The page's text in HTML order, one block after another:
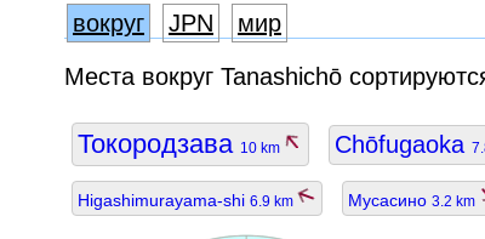
вокруг JPN
мир
Места вокруг Tanashichō
Токородзава 10 km Chōfugaoka
Higashimurayama-shi 6.9 km Мусасино 3.2 km